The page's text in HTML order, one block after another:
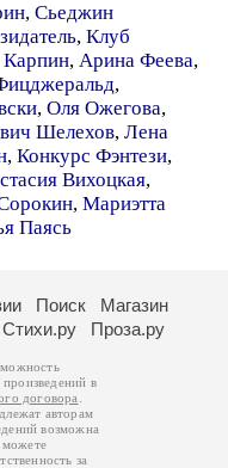
, Сьеджин
, Клуб
, Арина Феева,
,
, Оля Ожегова,
Шелехов, Лена
, Конкурс Фэнтези,
Вихоцкая,
, Мариэтта
Паясь
Поиск
Магазин
Стихи.ру Проза.ру
в
договора
авторам
возможна
можете
за